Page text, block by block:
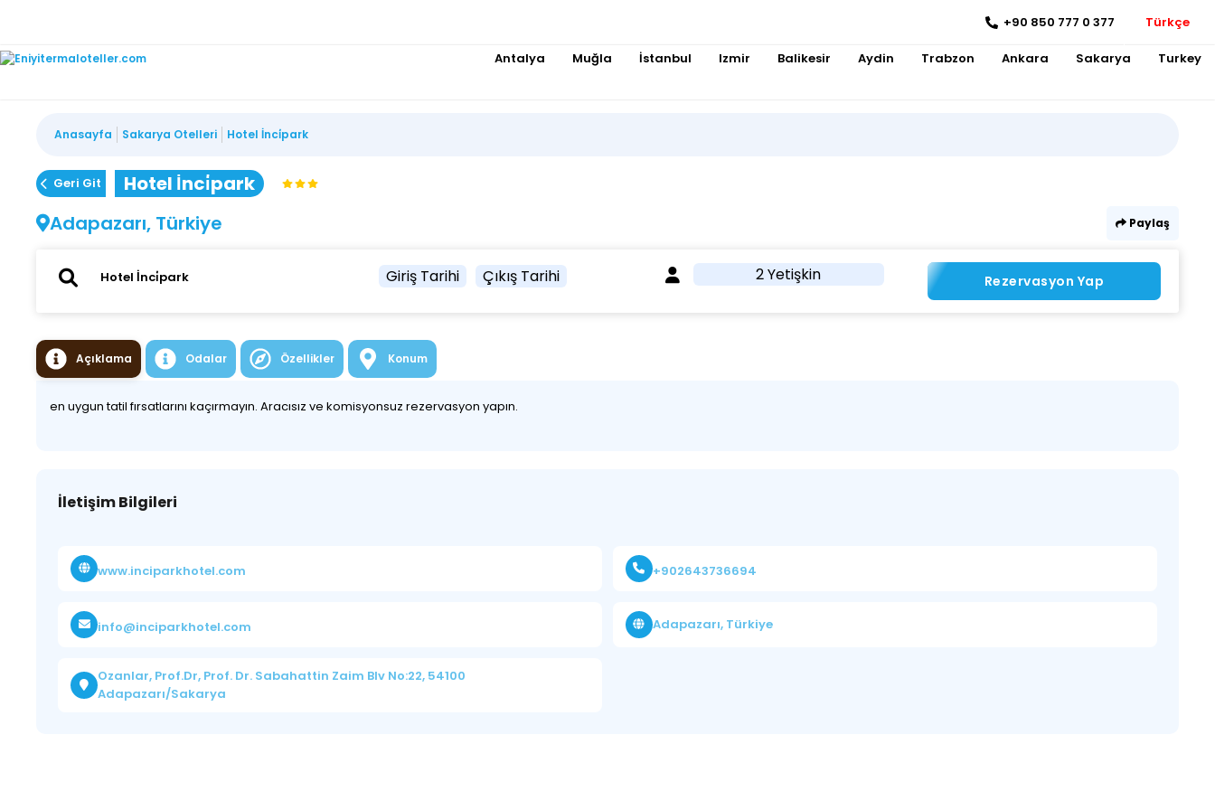
+90 850 777 0 377 Türkçe
Antalya Muğla İstanbul Izmir Balikesir Aydin Trabzon Ankara Sakarya Turkey
Anasayfa Sakarya Otelleri Hotel İnci̇park
Geri Git
Hotel İnci̇park
Adapazarı, Türkiye
Paylaş
Giriş Tarihi Çıkış Tarihi 2 Yetişkin Rezervasyon Yap
Açıklama Odalar Özellikler Konum
en uygun tatil fırsatlarını kaçırmayın. Aracısız ve komisyonsuz rezervasyon yapın.
İletişim Bilgileri
www.inciparkhotel.com +902643736694
info@inciparkhotel.com Adapazarı, Türkiye
Ozanlar, Prof.Dr, Prof. Dr. Sabahattin Zaim Blv No:22, 54100
Adapazarı/Sakarya